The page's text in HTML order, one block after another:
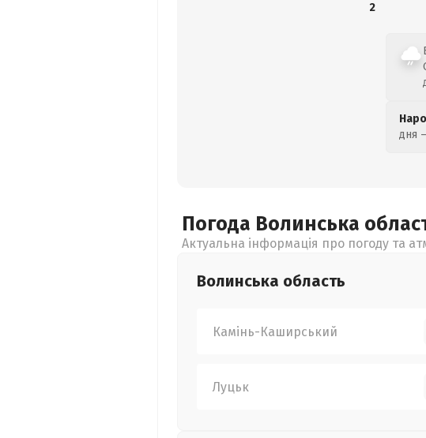
2
дня
Погода Волинська
Актуальна інформація про погоду та
Волинська область
Камінь-Каширський
Луцьк